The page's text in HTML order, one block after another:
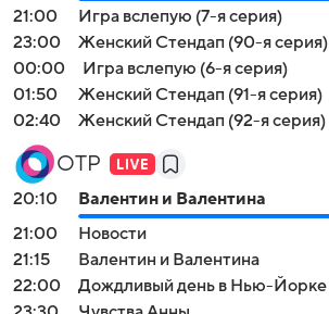
21:00
Игра вслепую (7-я серия)
23:00
Женский Стендап (90-я серия)
00:00
Игра вслепую (6-я серия)
01:50
Женский Стендап (91-я серия)
02:40
Женский Стендап (92-я серия)
ОТР
20:10
Валентин и Валентина
21:00
Новости
21:15
Валентин и Валентина
22:00
Дождливый день в Нью-Йорке